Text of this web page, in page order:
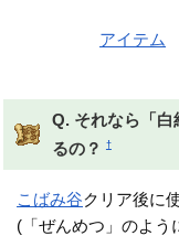
アイテム
Q. それなら「白
るの？
†
こばみ谷クリア後に
(「ぜんめつ」のよう